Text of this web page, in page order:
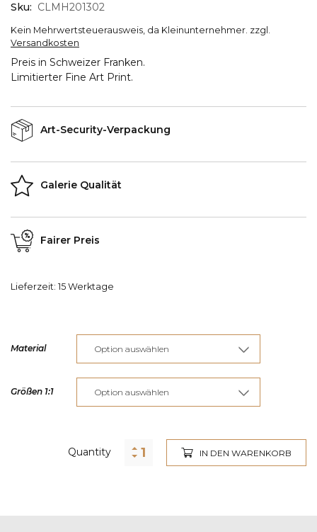
Sku: CLMH201302
Kein Mehrwertsteuerausweis, da Kleinunternehmer. zzgl.
Versandkosten
Preis in Schweizer Franken.
Limitierter Fine Art Print.
Art-Security-Verpackung
Galerie Qualität
Fairer Preis
Lieferzeit: 15 Werktage
Material
Größen 1:1
Quantity IN DEN WARENKORB